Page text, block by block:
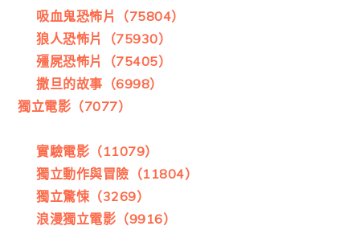
吸血鬼恐怖片（75804）
狼人恐怖片（75930）
殭屍恐怖片（75405）
撒旦的故事（6998）
獨立電影（7077）
實驗電影（11079）
獨立動作與冒險（11804）
獨立驚悚（3269）
浪漫獨立電影（9916）